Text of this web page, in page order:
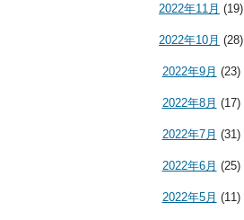
2022年11月 (19)
2022年10月 (28)
2022年9月 (23)
2022年8月 (17)
2022年7月 (31)
2022年6月 (25)
2022年5月 (11)